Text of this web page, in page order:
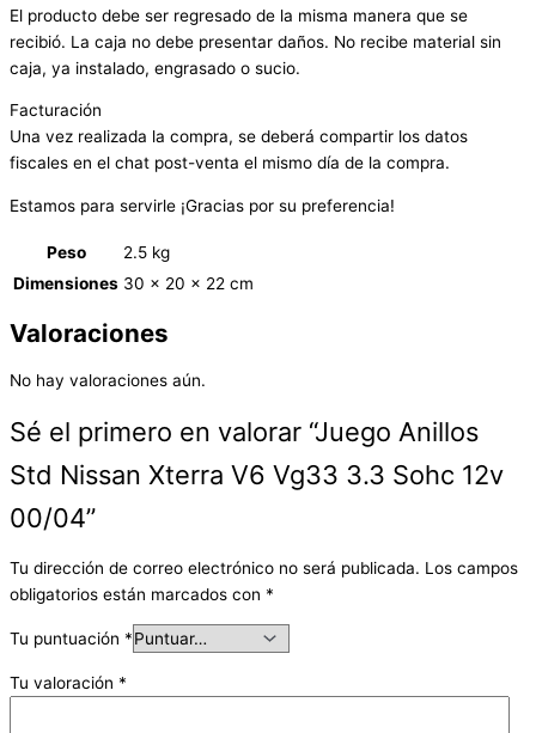
El producto debe ser regresado de la misma manera que se
recibió. La caja no debe presentar daños. No recibe material sin
caja, ya instalado, engrasado o sucio.
Facturación
Una vez realizada la compra, se deberá compartir los datos
fiscales en el chat post-venta el mismo día de la compra.
Estamos para servirle ¡Gracias por su preferencia!
Peso
2.5 kg
Dimensiones 30 × 20 × 22 cm
Valoraciones
No hay valoraciones aún.
Sé el primero en valorar “Juego Anillos
Std Nissan Xterra V6 Vg33 3.3 Sohc 12v
00/04”
Tu dirección de correo electrónico no será publicada. Los campos
obligatorios están marcados con *
Tu puntuación *
Tu valoración *